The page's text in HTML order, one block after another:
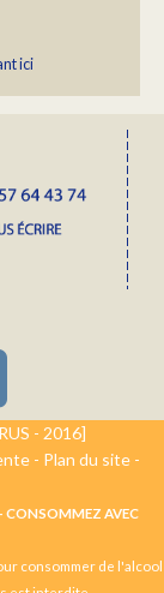
ici
- 2016]
- Plan du site -
CONSOMMEZ AVEC
consommer de l'alcool